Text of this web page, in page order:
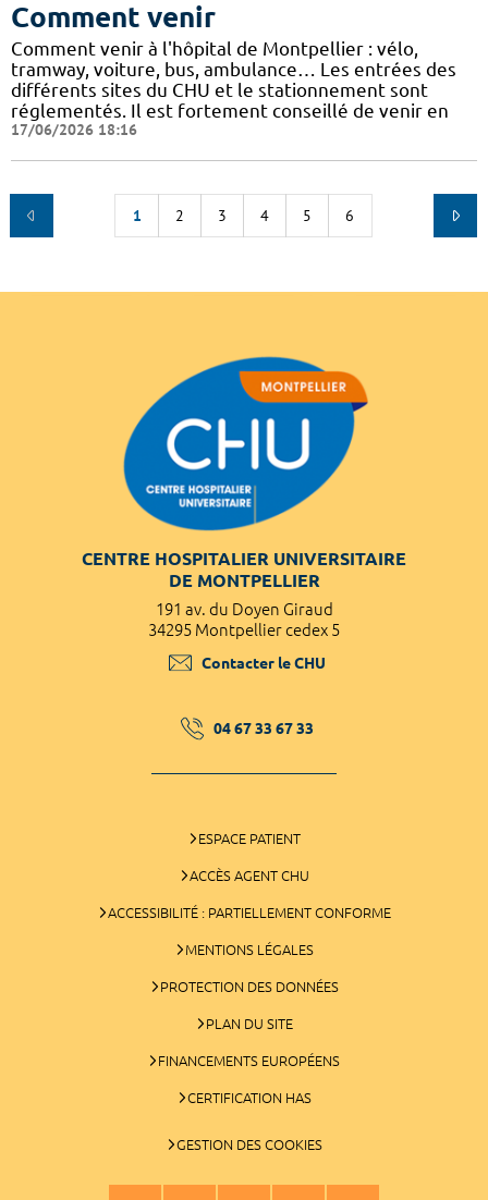
Comment venir
Comment venir à l'hôpital de Montpellier : vélo,
tramway, voiture, bus, ambulance… Les entrées des
différents sites du CHU et le stationnement sont
réglementés. Il est fortement conseillé de venir en
17/06/2026 18:16
1 2 3 4 5 6
CENTRE HOSPITALIER UNIVERSITAIRE
DE MONTPELLIER
191 av. du Doyen Giraud
34295 Montpellier cedex 5
Contacter le CHU
04 67 33 67 33
ESPACE PATIENT
ACCÈS AGENT CHU
ACCESSIBILITÉ : PARTIELLEMENT CONFORME
MENTIONS LÉGALES
PROTECTION DES DONNÉES
PLAN DU SITE
FINANCEMENTS EUROPÉENS
CERTIFICATION HAS
GESTION DES COOKIES